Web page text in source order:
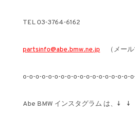
TEL 03-3764-6162
partsinfo@abe.bmw.ne.jp （メール
o-o-o-o-o-o-o-o-o-o-o-o-o-o-o-o-o-
Abe BMW インスタグラム は、↓ ↓